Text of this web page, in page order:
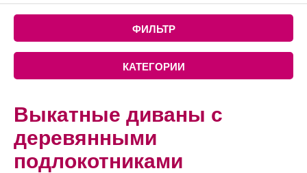
ФИЛЬТР
КАТЕГОРИИ
Выкатные диваны с
деревянными
подлокотниками